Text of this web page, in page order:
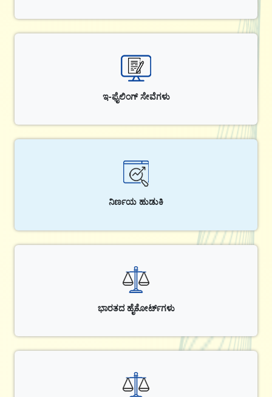
ಇ-ಫೈಲಿಂಗ್ ಸೇವೆಗಳು
ನಿರ್ಣಯ ಹುಡುಕಿ
ಭಾರತದ ಹೈಕೋರ್ಟ್‌ಗಳು